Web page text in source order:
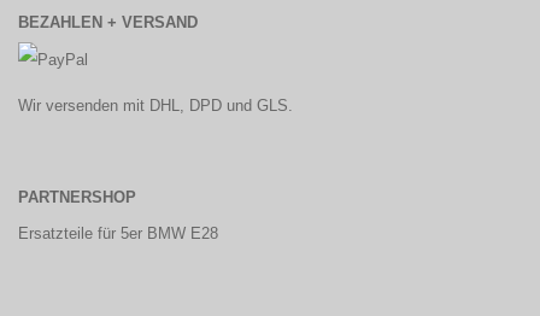
BEZAHLEN + VERSAND
Wir versenden mit DHL, DPD und GLS.
PARTNERSHOP
Ersatzteile für 5er BMW E28